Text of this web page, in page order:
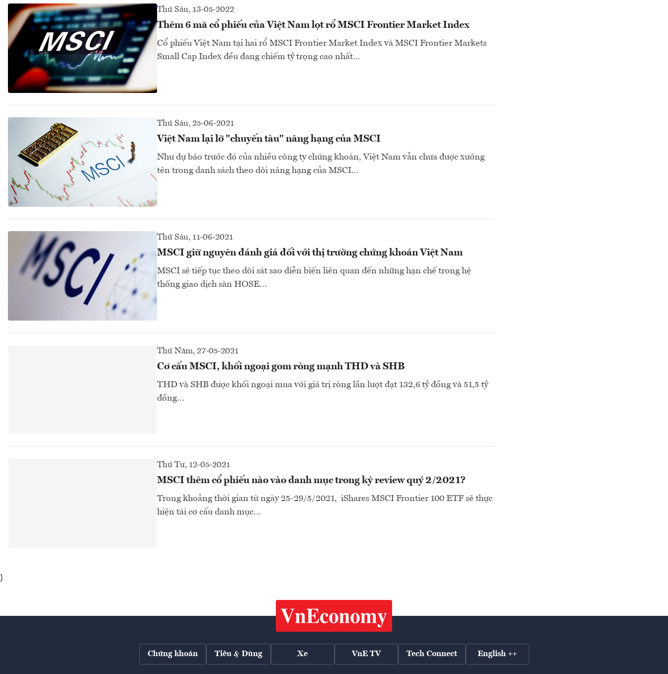
Thứ Sáu, 13-05-2022
Thêm 6 mã cổ phiếu của Việt Nam lọt rổ MSCI Frontier Market Index
Cổ phiếu Việt Nam tại hai rổ MSCI Frontier Market Index và MSCI Frontier Markets
Small Cap Index đều đang chiếm tỷ trọng cao nhất...
Thứ Sáu, 25-06-2021
Việt Nam lại lỡ "chuyến tàu" nâng hạng của MSCI
Như dự báo trước đó của nhiều công ty chứng khoán, Việt Nam vẫn chưa được xướng
tên trong danh sách theo dõi nâng hạng của MSCI...
Thứ Sáu, 11-06-2021
MSCI giữ nguyên đánh giá đối với thị trường chứng khoán Việt Nam
MSCI sẽ tiếp tục theo dõi sát sao diễn biến liên quan đến những hạn chế trong hệ
thống giao dịch sàn HOSE...
Thứ Năm, 27-05-2021
Cơ cấu MSCI, khối ngoại gom ròng mạnh THD và SHB
THD và SHB được khối ngoại mua với giá trị ròng lần lượt đạt 132,6 tỷ đồng và 51,5 tỷ
đồng...
Thứ Tư, 12-05-2021
MSCI thêm cổ phiếu nào vào danh mục trong kỳ review quý 2/2021?
Trong khoảng thời gian từ ngày 25-29/5/2021, iShares MSCI Frontier 100 ETF sẽ thực
hiện tái cơ cấu danh mục...
}
Chứng khoán Tiêu & Dùng Xe VnE TV Tech Connect English ++